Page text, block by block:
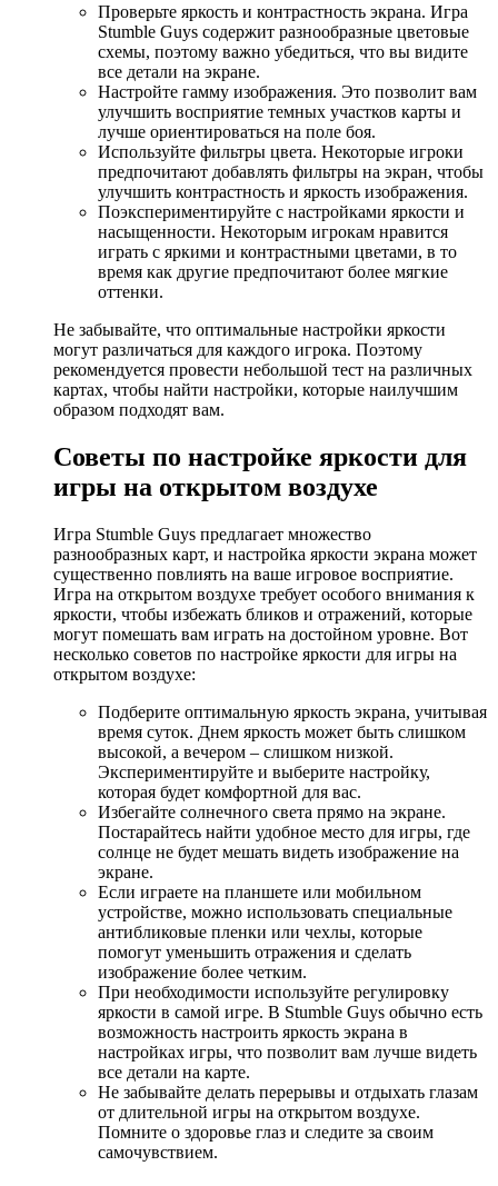
Проверьте яркость и контрастность экрана. Игра
Stumble Guys содержит разнообразные цветовые
схемы, поэтому важно убедиться, что вы видите
все детали на экране.
Настройте гамму изображения. Это позволит вам
улучшить восприятие темных участков карты и
лучше ориентироваться на поле боя.
Используйте фильтры цвета. Некоторые игроки
предпочитают добавлять фильтры на экран, чтобы
улучшить контрастность и яркость изображения.
Поэкспериментируйте с настройками яркости и
насыщенности. Некоторым игрокам нравится
играть с яркими и контрастными цветами, в то
время как другие предпочитают более мягкие
оттенки.
Не забывайте, что оптимальные настройки яркости
могут различаться для каждого игрока. Поэтому
рекомендуется провести небольшой тест на различных
картах, чтобы найти настройки, которые наилучшим
образом подходят вам.
Советы по настройке яркости для
игры на открытом воздухе
Игра Stumble Guys предлагает множество
разнообразных карт, и настройка яркости экрана может
существенно повлиять на ваше игровое восприятие.
Игра на открытом воздухе требует особого внимания к
яркости, чтобы избежать бликов и отражений, которые
могут помешать вам играть на достойном уровне. Вот
несколько советов по настройке яркости для игры на
открытом воздухе:
Подберите оптимальную яркость экрана, учитывая
время суток. Днем яркость может быть слишком
высокой, а вечером – слишком низкой.
Экспериментируйте и выберите настройку,
которая будет комфортной для вас.
Избегайте солнечного света прямо на экране.
Постарайтесь найти удобное место для игры, где
солнце не будет мешать видеть изображение на
экране.
Если играете на планшете или мобильном
устройстве, можно использовать специальные
антибликовые пленки или чехлы, которые
помогут уменьшить отражения и сделать
изображение более четким.
При необходимости используйте регулировку
яркости в самой игре. В Stumble Guys обычно есть
возможность настроить яркость экрана в
настройках игры, что позволит вам лучше видеть
все детали на карте.
Не забывайте делать перерывы и отдыхать глазам
от длительной игры на открытом воздухе.
Помните о здоровье глаз и следите за своим
самочувствием.